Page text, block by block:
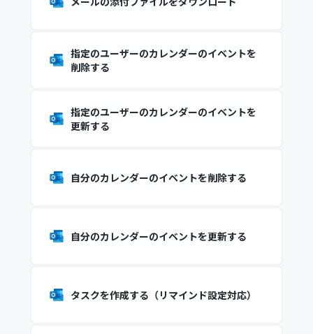
指定のユーザーのカレンダーのイベントを
削除する
指定のユーザーのカレンダーのイベントを
更新する
自分のカレンダーのイベントを削除する
自分のカレンダーのイベントを更新する
タスクを作成する（リマインド設定対応）